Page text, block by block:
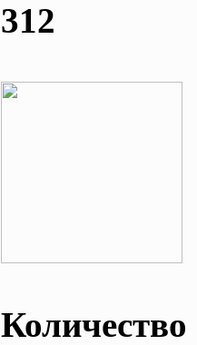
312
Количество